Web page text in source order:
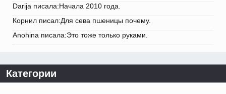
Darija писала:Начала 2010 года.
Корнил писал:Для сева пшеницы почему.
Anohina писала:Это тоже только руками.
Категории